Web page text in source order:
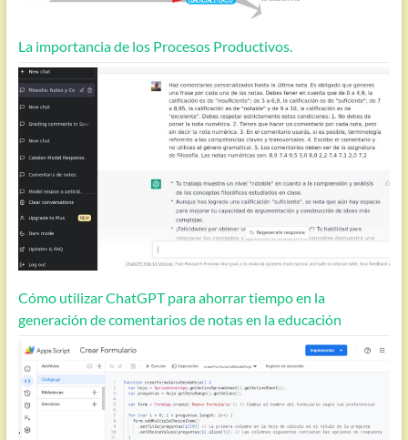
La importancia de los Procesos Productivos.
Cómo utilizar ChatGPT para ahorrar tiempo en la
generación de comentarios de notas en la educación